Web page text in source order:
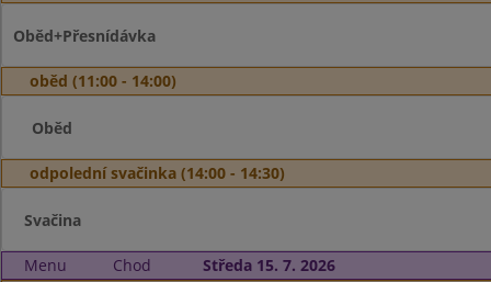
Oběd+Přesnídávka
oběd (11:00 - 14:00)
Oběd
odpolední svačinka (14:00 - 14:30)
Svačina
Menu Chod
Středa 15. 7. 2026